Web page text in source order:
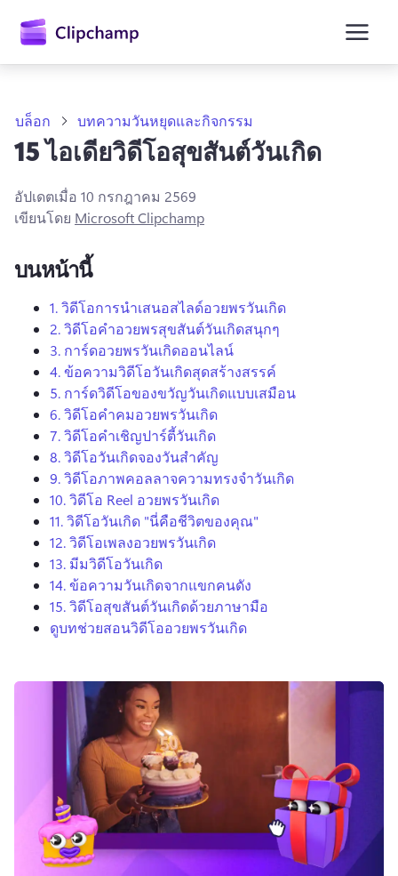
เนื้อหา
หลัก
ลงชื่อเข้าใช้
ลองใช้ฟรี
บล็อก บทความวันหยุดและกิจกรรม
15 ไอเดียวิดีโอสุขสันต์วันเกิด
อัปเดตเมื่อ 10 กรกฎาคม 2569
เขียนโดย Microsoft Clipchamp
บนหน้านี้
1.วิดีโอการนำเสนอสไลด์อวยพรวันเกิด
2.วิดีโอคำอวยพรสุขสันต์วันเกิดสนุกๆ
3. การ์ดอวยพรวันเกิดออนไลน์
4.ข้อความวิดีโอวันเกิดสุดสร้างสรรค์
5. การ์ดวิดีโอของขวัญวันเกิดแบบเสมือน
6.วิดีโอคำคมอวยพรวันเกิด
7.วิดีโอคำเชิญปาร์ตี้วันเกิด
8.วิดีโอวันเกิดจองวันสำคัญ
9.วิดีโอภาพคอลลาจความทรงจำวันเกิด
10.วิดีโอ Reel อวยพรวันเกิด
11.วิดีโอวันเกิด "นี่คือชีวิตของคุณ"
12.วิดีโอเพลงอวยพรวันเกิด
13. มีมวิดีโอวันเกิด
14.ข้อความวันเกิดจากแขกคนดัง
15.วิดีโอสุขสันต์วันเกิดด้วยภาษามือ
ดูบทช่วยสอนวิดีโออวยพรวันเกิด